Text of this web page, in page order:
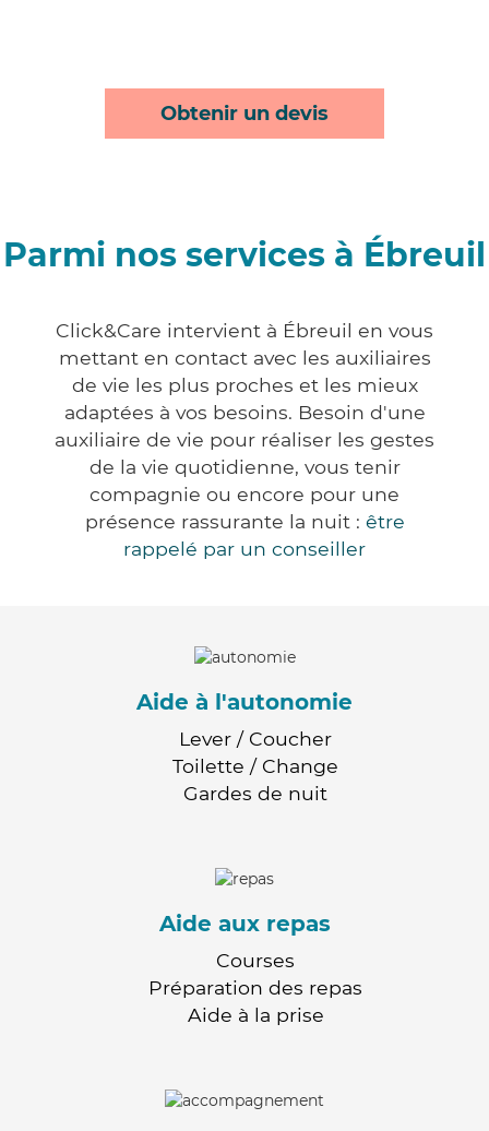
Obtenir un devis
Parmi nos services à Ébreuil
Click&Care intervient à Ébreuil en vous
mettant en contact avec les auxiliaires
de vie les plus proches et les mieux
adaptées à vos besoins. Besoin d'une
auxiliaire de vie pour réaliser les gestes
de la vie quotidienne, vous tenir
compagnie ou encore pour une
présence rassurante la nuit : être
rappelé par un conseiller
Aide à l'autonomie
Lever / Coucher
Toilette / Change
Gardes de nuit
Aide aux repas
Courses
Préparation des repas
Aide à la prise